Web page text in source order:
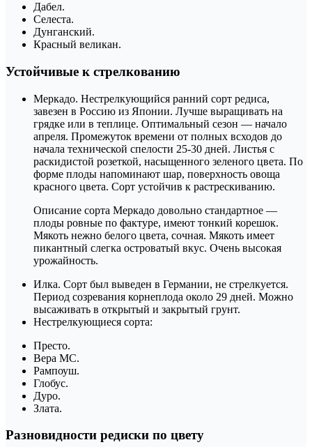
Дабел.
Селеста.
Дунганский.
Красный великан.
Устойчивые к стрелкованию
Меркадо. Нестрелкующийся ранний сорт редиса,
завезен в Россию из Японии. Лучше выращивать на
грядке или в теплице. Оптимальный сезон — начало
апреля. Промежуток времени от полных всходов до
начала технической спелости 25-30 дней. Листья с
раскидистой розеткой, насыщенного зеленого цвета. По
форме плоды напоминают шар, поверхность овоща
красного цвета. Сорт устойчив к растрескиванию.
Описание сорта Меркадо довольно стандартное —
плоды ровные по фактуре, имеют тонкий корешок.
Мякоть нежно белого цвета, сочная. Мякоть имеет
пикантный слегка островатый вкус. Очень высокая
урожайность.
Илка. Сорт был выведен в Германии, не стрелкуется.
Период созревания корнеплода около 29 дней. Можно
высаживать в открытый и закрытый грунт.
Нестрелкующиеся сорта:
Престо.
Вера МС.
Рампоуш.
Глобус.
Дуро.
Злата.
Разновидности редиски по цвету